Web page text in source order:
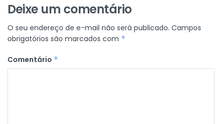
Deixe um comentário
O seu endereço de e-mail não será publicado. Campos
obrigatórios são marcados com *
Comentário *